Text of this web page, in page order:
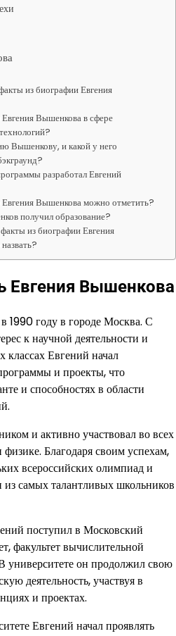
из биографии Евгения
Вышенкова в сфере
Вышенкову, и какой у него
разработал Евгений
Вышенкова можно отметить?
получил образование?
из биографии Евгения
Евгения Вышенкова
1990 году в городе Москва. С
к научной деятельности и
Евгений начал
и проекты, что
и способностях в области
и активно участвовал во всех
Благодаря своим успехам,
всероссийских олимпиад и
самых талантливых школьников
поступил в Московский
факультет вычислительной
университете он продолжил свою
деятельность, участвуя в
и проектах.
Евгений начал проявлять